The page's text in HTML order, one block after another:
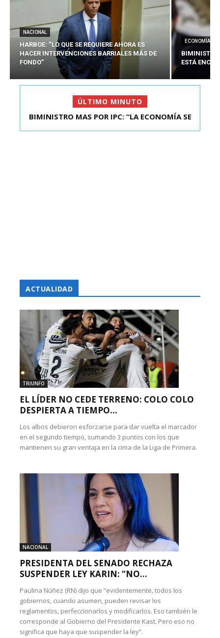
NACIONAL
HARBOE: “LO QUE SE REQUIERE AHORA ES
HACER INTERVENCIONES BARRIALES MÁS DE
FONDO”
ECONOMÍA
BIMINISTRO
ESTÁ
ÚLTIMO MINUTO
BIMINISTRO MAS POR IPC: “LA ECONOMÍA SE
ACTUALIDAD
TRIUNFO
EL LÍDER NO CEDE TERRENO: COLO COLO
DESPIERTA A TIEMPO...
Los albos debieron esforzarse para dar vuelta el marcador
en el segundo tiempo, sumando 3 puntos con los que
mantienen su gran ventaja en la cima de la Liga de Primera.
NACIONAL
PRESIDENTA DEL SENADO RECHAZA
SUSPENDER LEY KARIN: “NO...
Paulina Núñez (RN) dijo que “evidentemente, todos los
gobiernos, cuando asumen, pueden revisar los
reglamentos, perfeccionarlos y modificarlos. Eso también le
corresponde al Gobierno del Presidente Kast. Pero eso no
significa que haya que suspender la ley”.